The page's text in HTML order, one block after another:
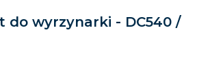
do wyrzynarki - DC540 /